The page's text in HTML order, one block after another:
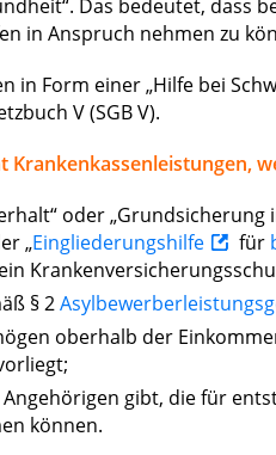
Das bedeutet, dass
in Anspruch nehmen zu
in Form einer „Hilfe bei
V (SGB V).
Krankenkassenleistungen,
oder „Grundsicherung
„Eingliederungshilfe für
§ 2
oberhalb der
gibt, die für
können.
Nach